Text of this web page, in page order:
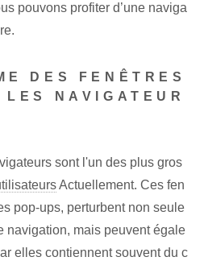
pouvons profiter d’une naviga
DES FENÊTRES
NAVIGATEUR
sont l'un des plus gros
Actuellement. Ces fen
pop-ups, perturbent non seule
navigation, mais peuvent égale
elles contiennent souvent du c